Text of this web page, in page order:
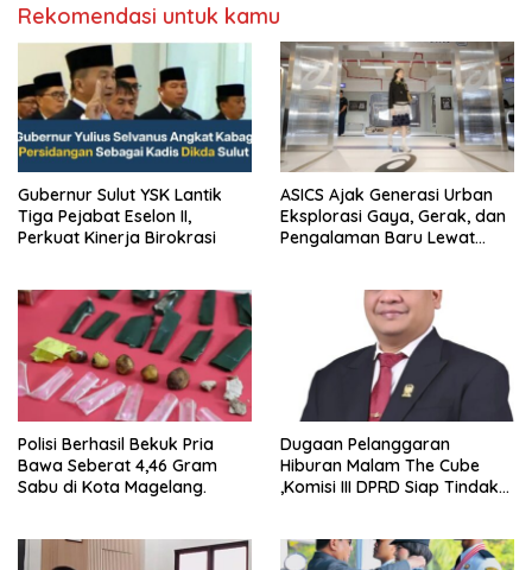
Rekomendasi untuk kamu
Gubernur Sulut YSK Lantik
Tiga Pejabat Eselon II,
Perkuat Kinerja Birokrasi
ASICS Ajak Generasi Urban
Eksplorasi Gaya, Gerak, dan
Pengalaman Baru Lewat
Polisi Berhasil Bekuk Pria
Bawa Seberat 4,46 Gram
Sabu di Kota Magelang.
Dugaan Pelanggaran
Hiburan Malam The Cube
,Komisi III DPRD Siap Tindak